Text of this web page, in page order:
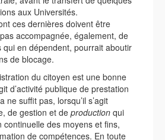
aux Universités.
ces dernières doivent être
accompagnée, également, de
qui en dépendent, pourrait aboutir
de blocage.
du citoyen est une bonne
d’activité publique de prestation
ne suffit pas, lorsqu’il s’agit
de gestion et de production qui
continuelle des moyens et fins,
de compétences. En toute